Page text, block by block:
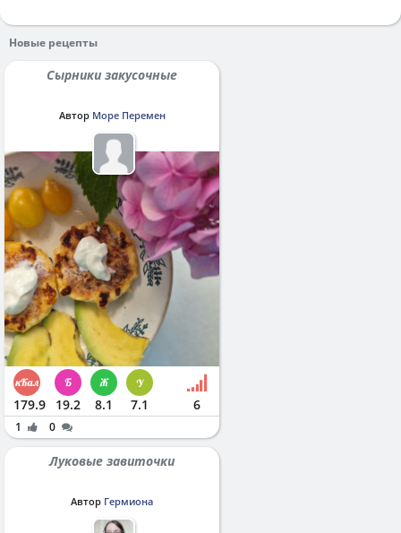
Новые рецепты
Сырники закусочные
Автор Море Перемен
179.9 19.2 8.1 7.1 6
1 0
Луковые завиточки
Автор Гермиона